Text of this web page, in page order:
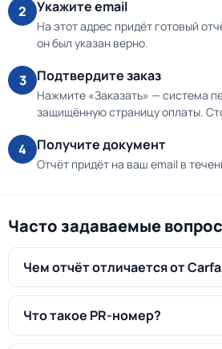
2 Укажите email
На этот адрес придёт готовый
он был указан верно.
3 Подтвердите заказ
Нажмите «Заказать» — система
защищённую страницу оплаты.
4 Получите документ
Отчёт придёт на ваш email в
Часто задаваемые
Чем отчёт отличается от
Что такое PR-номер?